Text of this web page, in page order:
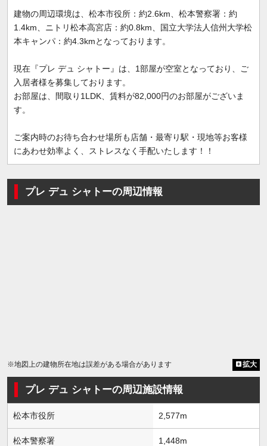
建物の周辺環境は、松本市役所：約2.6km、松本警察署：約
1.4km、ニトリ松本高宮店：約0.8km、国立大学法人信州大学松
本キャンパ：約4.3kmとなっております。
現在『プレ デュ シャトー』は、1部屋が空室となっており、ご
入居者様を募集しております。
お部屋は、間取り1LDK、賃料が82,000円のお部屋がございま
す。
ご案内時のお待ち合わせ場所も店舗・最寄り駅・現地等お客様
にあわせ効率よく、ストレスなく手配いたします！！
プレ デュ シャトーの周辺情報
※地図上の建物所在地は誤差がある場合があります 拡大
プレ デュ シャトーの周辺施設情報
松本市役所 2,577m
松本警察署 1,448m